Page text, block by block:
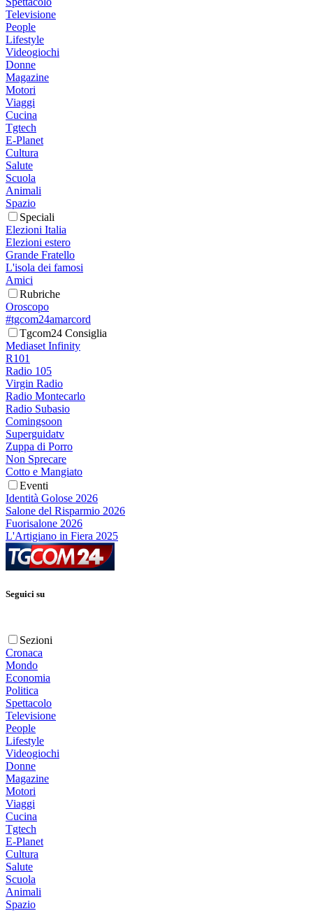
Televisione
People
Lifestyle
Videogiochi
Donne
Magazine
Motori
Viaggi
Cucina
Tgtech
E-Planet
Cultura
Salute
Scuola
Animali
Spazio
Speciali
Elezioni Italia
Elezioni estero
Grande Fratello
L'isola dei famosi
Amici
Rubriche
Oroscopo
#tgcom24amarcord
Tgcom24 Consiglia
Mediaset Infinity
R101
Radio 105
Virgin Radio
Radio Montecarlo
Radio Subasio
Comingsoon
Superguidatv
Zuppa di Porro
Non Sprecare
Cotto e Mangiato
Eventi
Identità Golose 2026
Salone del Risparmio 2026
Fuorisalone 2026
L'Artigiano in Fiera 2025
Seguici su
Sezioni
Cronaca
Mondo
Economia
Politica
Spettacolo
Televisione
People
Lifestyle
Videogiochi
Donne
Magazine
Motori
Viaggi
Cucina
Tgtech
E-Planet
Cultura
Salute
Scuola
Animali
Spazio